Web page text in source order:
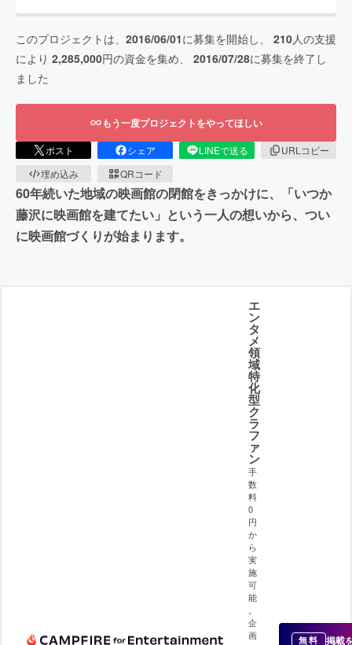
このプロジェクトは、 2016/06/01に募集を開始し、 210人の支援
により 2,285,000円の資金を集め、 2016/07/28に募集を終了し
ました
もう一度プロジェクトをやってほしい
ポスト シェア LINEで送る
URLコピー
埋め込み
QRコード
60年続いた地域の映画館の閉館をきっかけに、「いつか
藤沢に映画館を建てたい」という一人の想いから、つい
に映画館づくりが始まります。
エ
ン
タ
メ
領
域
特
化
型
ク
ラ
フ
ァ
ン
手
数
料
0
円
か
ら
実
施
可
能
企
画
無料 掲載